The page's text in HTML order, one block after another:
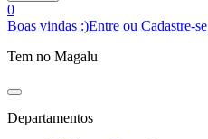
0
Boas vindas :)Entre ou Cadastre-se
Tem no Magalu
Departamentos